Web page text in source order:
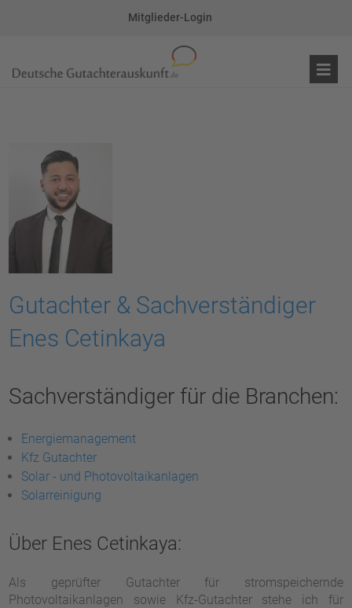
Mitglieder-Login
Gutachter & Sachverständiger
Enes Cetinkaya
Sachverständiger für die Branchen:
Energiemanagement
Kfz Gutachter
Solar - und Photovoltaikanlagen
Solarreinigung
Über Enes Cetinkaya:
Als geprüfter Gutachter für stromspeichernde
Photovoltaikanlagen sowie Kfz-Gutachter stehe ich für